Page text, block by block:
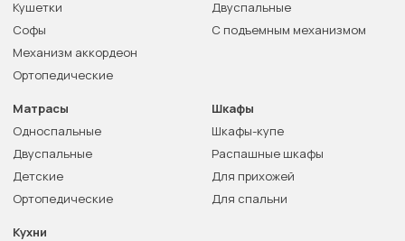
Кушетки
Софы
Механизм аккордеон
Ортопедические
Двуспальные
С подъемным механизмом
Матрасы
Односпальные
Двуспальные
Детские
Ортопедические
Шкафы
Шкафы-купе
Распашные шкафы
Для прихожей
Для спальни
Кухни